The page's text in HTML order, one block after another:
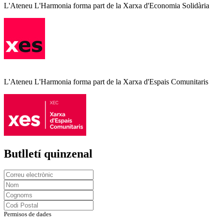
L'Ateneu L'Harmonia forma part de la Xarxa d'Economia Solidària
L'Ateneu L'Harmonia forma part de la Xarxa d'Espais Comunitaris
Butlletí quinzenal
Permisos de dades